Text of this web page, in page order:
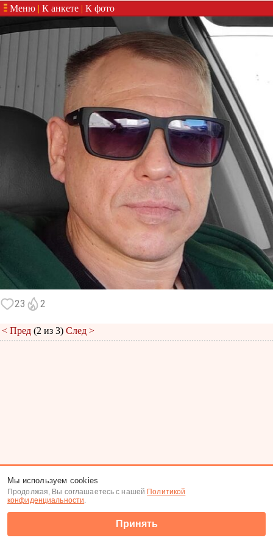
Меню | К анкете | К фото
23 2
< Пред (2 из 3) След >
(c) Tabor.ru 2026
Мы используем cookies
Продолжая, Вы соглашаетесь с нашей Политикой
конфиденциальности.
Принять